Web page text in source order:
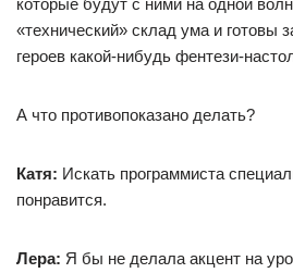
«технический» склад ума и готовы
героев какой-нибудь фентези-
А что противопоказано делать?
Катя: Искать программиста
понравится.
Лера: Я бы не делала акцент на